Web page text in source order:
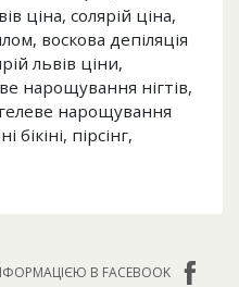
ціна, солярій ціна,
воскова депіляція
львів ціни,
нарощування нігтів,
нарощування
бікіні, пірсінг,
В FACEBOOK